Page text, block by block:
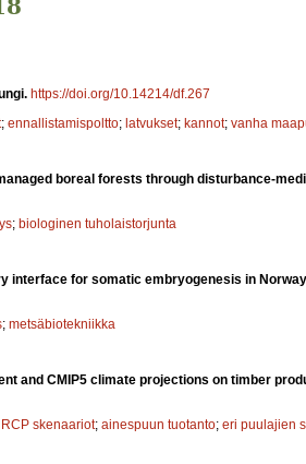
https://doi.org/10.14214/df.267
; ennallistamispoltto; latvukset; kannot; vanha
boreal forests through disturbance-
; biologinen tuholaistorjunta
interface for somatic embryogenesis in
; metsäbiotekniikka
and CMIP5 climate projections on timber
RCP skenaariot; ainespuun tuotanto; eri puulajien